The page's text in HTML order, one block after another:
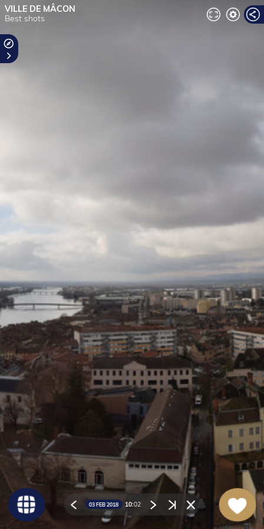
VILLE DE MÂCON
Best shots
03 FEB 2018 10:02